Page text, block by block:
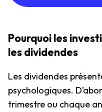
Pourquoi les
les dividendes
Les dividendes
psychologiques.
trimestre ou chaque